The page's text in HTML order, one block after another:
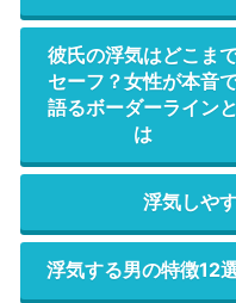
彼氏の浮気はどこま
セーフ？女性が本音
語るボーダーラインと
は
浮気しや
浮気する男の特徴12